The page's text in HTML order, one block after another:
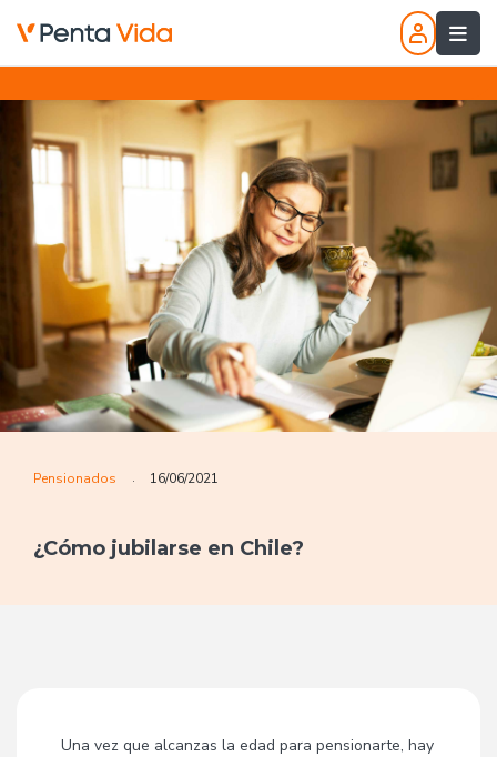
Pensionados . 16/06/2021
¿Cómo jubilarse en Chile?
Una vez que alcanzas la edad para pensionarte, hay